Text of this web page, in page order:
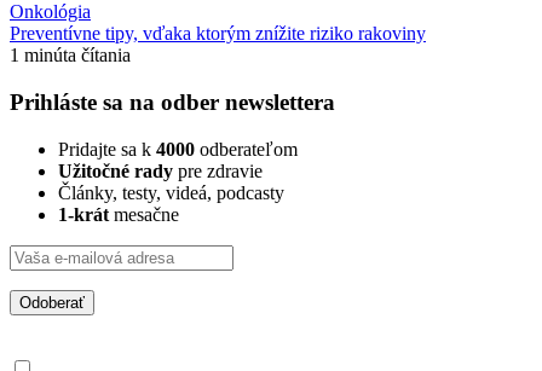
Onkológia
Preventívne tipy, vďaka ktorým znížite riziko rakoviny
1 minúta čítania
Prihláste sa na odber newslettera
Pridajte sa k 4000 odberateľom
Užitočné rady pre zdravie
Články, testy, videá, podcasty
1-krát mesačne
Odoberať